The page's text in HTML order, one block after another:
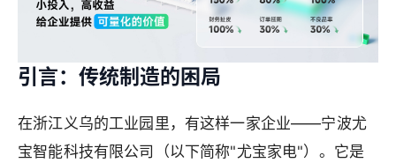
引言：传统制造的困局
在浙江义乌的工业园里，有这样一家企业——宁波尤
宝智能科技有限公司（以下简称"尤宝家电"）。它是